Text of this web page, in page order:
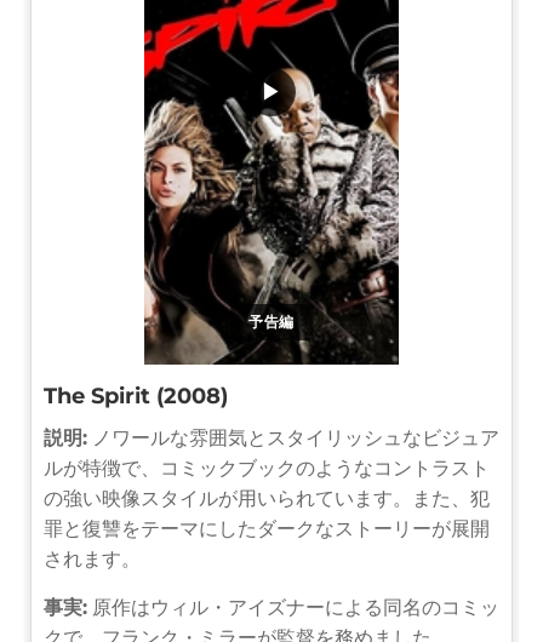
予告編
▶
The Spirit (2008)
説明: ノワールな雰囲気とスタイリッシュなビジュア
ルが特徴で、コミックブックのようなコントラスト
の強い映像スタイルが用いられています。また、犯
罪と復讐をテーマにしたダークなストーリーが展開
されます。
事実: 原作はウィル・アイズナーによる同名のコミッ
クで、フランク・ミラーが監督を務めました。